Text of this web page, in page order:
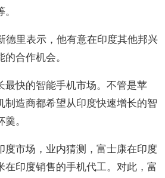
德里表示，他有意在印度其他邦兴
合作机会。
最快的智能手机市场。不管是苹
制造商都希望从印度快速增长的智
。
度市场，业内猜测，富士康在印度
在印度销售的手机代工。对此，富